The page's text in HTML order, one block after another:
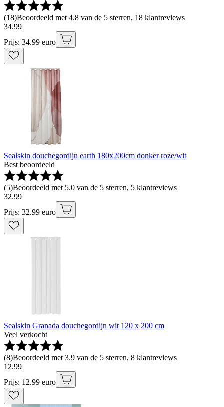
(18)Beoordeeld met 4.8 van de 5 sterren, 18 klantreviews
34.99
Prijs: 34.99 euro
Sealskin douchegordijn earth 180x200cm donker roze/wit
Best beoordeeld
(5)Beoordeeld met 5.0 van de 5 sterren, 5 klantreviews
32.99
Prijs: 32.99 euro
Sealskin Granada douchegordijn wit 120 x 200 cm
Veel verkocht
(8)Beoordeeld met 3.9 van de 5 sterren, 8 klantreviews
12.99
Prijs: 12.99 euro